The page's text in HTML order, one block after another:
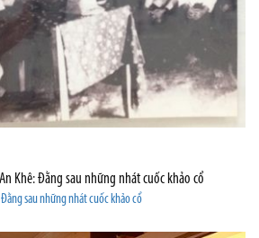
sau những nhát cuốc khảo cổ